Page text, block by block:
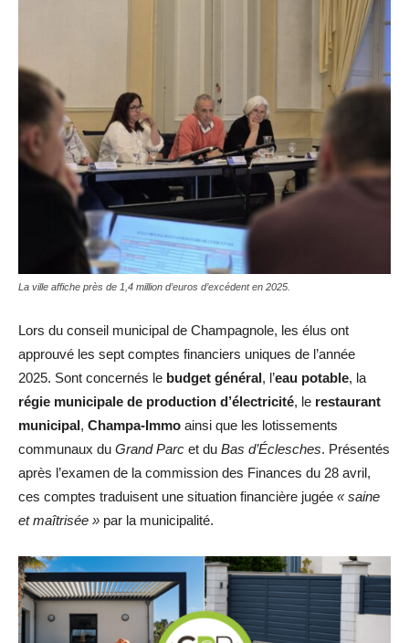
La ville affiche près de 1,4 million d’euros d’excédent en 2025.
Lors du conseil municipal de Champagnole, les élus ont
approuvé les sept comptes financiers uniques de l’année
2025. Sont concernés le budget général, l’eau potable, la
régie municipale de production d’électricité, le restaurant
municipal, Champa-Immo ainsi que les lotissements
communaux du Grand Parc et du Bas d’Éclesches. Présentés
après l’examen de la commission des Finances du 28 avril,
ces comptes traduisent une situation financière jugée « saine
et maîtrisée » par la municipalité.